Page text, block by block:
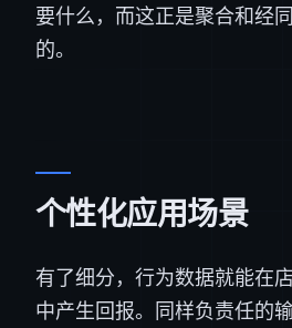
要什么，而这正是聚合和经
的。
个性化应用场景
有了细分，行为数据就能在
中产生回报。同样负责任的